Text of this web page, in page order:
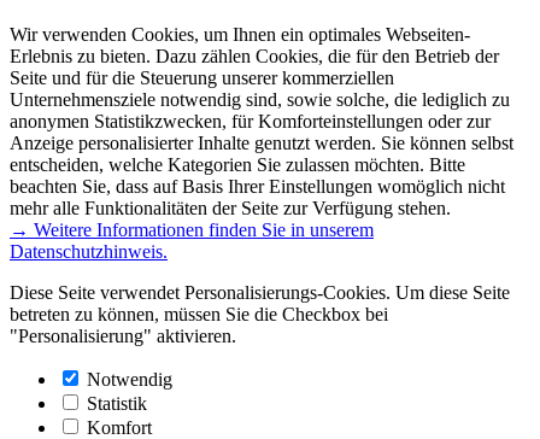
Wir verwenden Cookies, um Ihnen ein optimales Webseiten-
Erlebnis zu bieten. Dazu zählen Cookies, die für den Betrieb der
Seite und für die Steuerung unserer kommerziellen
Unternehmensziele notwendig sind, sowie solche, die lediglich zu
anonymen Statistikzwecken, für Komforteinstellungen oder zur
Anzeige personalisierter Inhalte genutzt werden. Sie können selbst
entscheiden, welche Kategorien Sie zulassen möchten. Bitte
beachten Sie, dass auf Basis Ihrer Einstellungen womöglich nicht
mehr alle Funktionalitäten der Seite zur Verfügung stehen.
→ Weitere Informationen finden Sie in unserem
Datenschutzhinweis.
Diese Seite verwendet Personalisierungs-Cookies. Um diese Seite
betreten zu können, müssen Sie die Checkbox bei
"Personalisierung" aktivieren.
Notwendig
Statistik
Komfort